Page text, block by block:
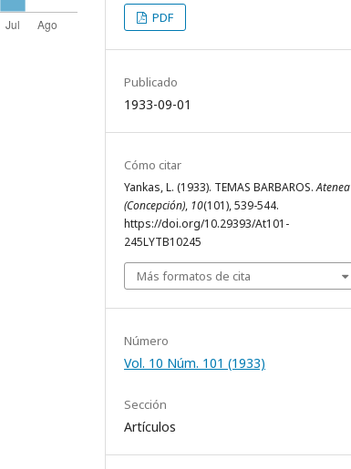
PDF
Publicado
1933-09-01
Cómo citar
Yankas, L. (1933). TEMAS BARBAROS.Atenea
(Concepción), 10(101), 539-544.
https://doi.org/10.29393/At101-
245LYTB10245
Más formatos de cita
Número
Vol. 10 Núm. 101 (1933)
Sección
Artículos